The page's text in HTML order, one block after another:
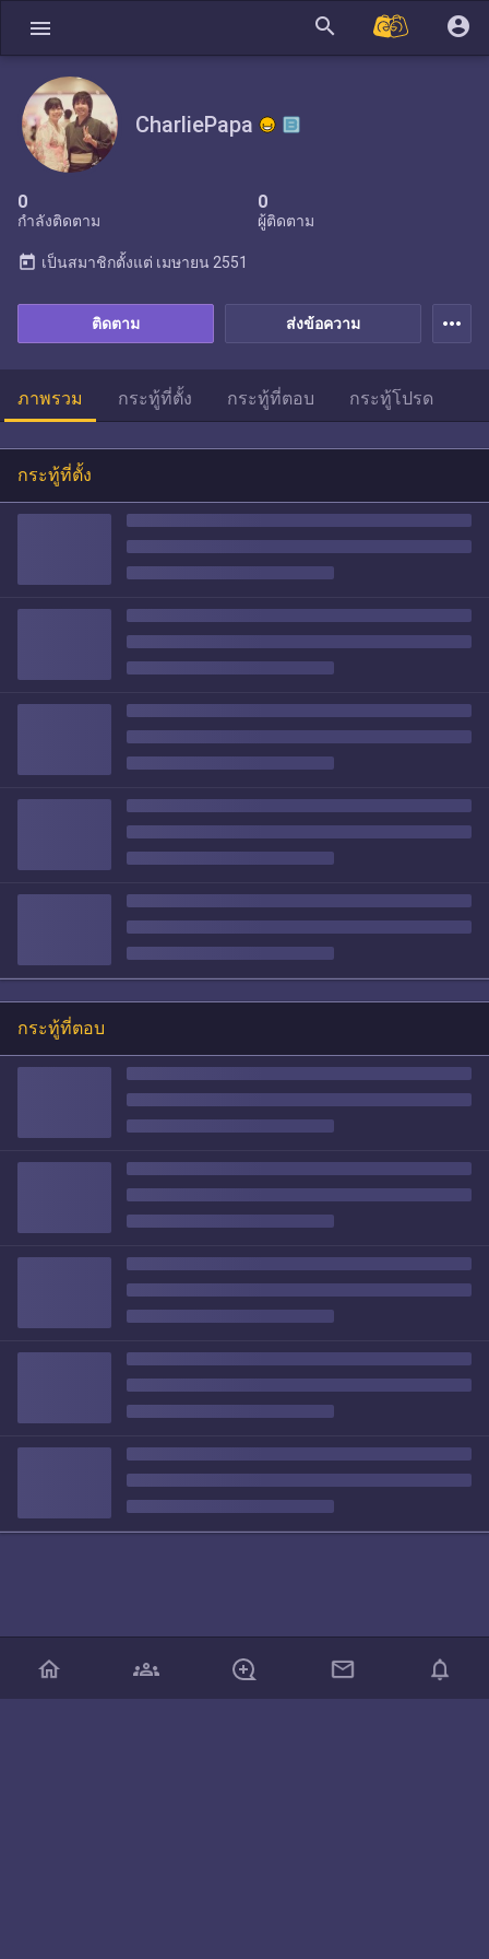
menu search account_circle
CharliePapa
0
กำลังติดตาม
0
ผู้ติดตาม
ส่งข้อความ
ติดตาม
today เป็นสมาชิกตั้งแต่ เมษายน 2551
more_horiz
ภาพรวม กระทู้ที่ตั้ง กระทู้ที่ตอบ กระทู้โปรด
กระทู้ที่ตั้ง
กระทู้ที่ตอบ